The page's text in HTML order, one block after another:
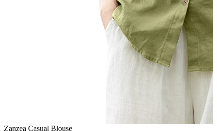
Zanzea Casual Blouse